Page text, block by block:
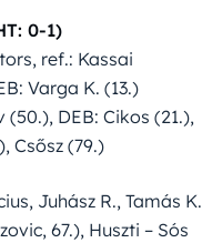
0-1)
ref.: Kassai
Varga K. (13.)
DEB: Cikos (21.),
Csősz (79.)
Juhász R., Tamás K.
67.), Huszti – Sós